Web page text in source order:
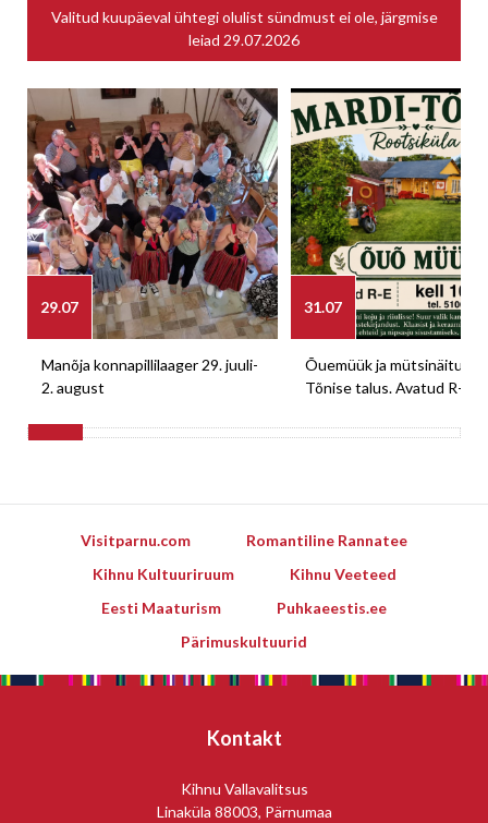
Valitud kuupäeval ühtegi olulist sündmust ei ole, järgmise
leiad 29.07.2026
29.07
Manõja konnapillilaager 29. juuli-
2. august
31.07
Õuemüük ja mütsinäitus
Tõnise talus. Avatud R-E
Visitparnu.com
Romantiline Rannatee
Kihnu Kultuuriruum
Kihnu Veeteed
Eesti Maaturism
Puhkaeestis.ee
Pärimuskultuurid
Kontakt
Kihnu Vallavalitsus
Linaküla 88003, Pärnumaa